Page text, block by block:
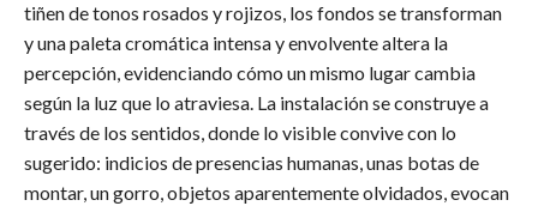
tiñen de tonos rosados y rojizos, los fondos se transforman
y una paleta cromática intensa y envolvente altera la
percepción, evidenciando cómo un mismo lugar cambia
según la luz que lo atraviesa. La instalación se construye a
través de los sentidos, donde lo visible convive con lo
sugerido: indicios de presencias humanas, unas botas de
montar, un gorro, objetos aparentemente olvidados, evocan